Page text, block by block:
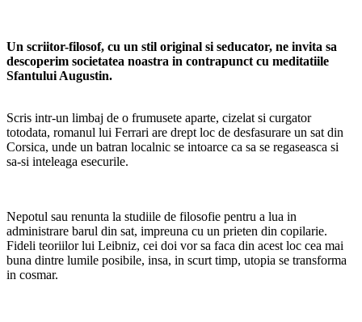
Un scriitor-filosof, cu un stil original si seducator, ne invita sa
descoperim societatea noastra in contrapunct cu meditatiile
Sfantului Augustin.
Scris intr-un limbaj de o frumusete aparte, cizelat si curgator
totodata, romanul lui Ferrari are drept loc de desfasurare un sat din
Corsica, unde un batran localnic se intoarce ca sa se regaseasca si
sa-si inteleaga esecurile.
Nepotul sau renunta la studiile de filosofie pentru a lua in
administrare barul din sat, impreuna cu un prieten din copilarie.
Fideli teoriilor lui Leibniz, cei doi vor sa faca din acest loc cea mai
buna dintre lumile posibile, insa, in scurt timp, utopia se transforma
in cosmar.